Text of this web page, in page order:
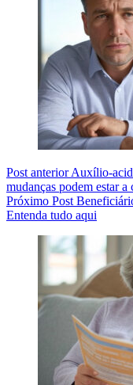
Post anteriorAuxílio-
mudanças podem estar a
Próximo Post
Entenda tudo aqui